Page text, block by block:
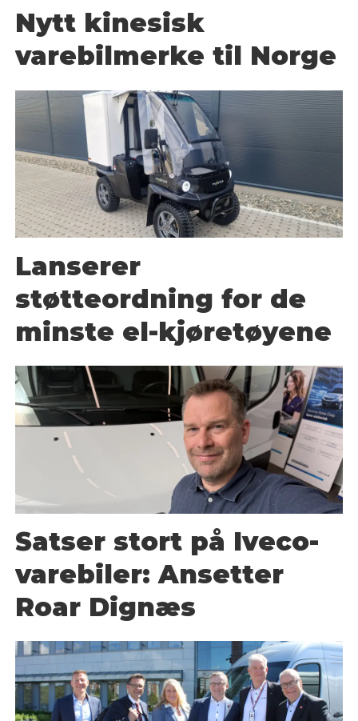
Nytt kinesisk
varebilmerke til Norge
Lanserer
støtteordning for de
minste el-kjøretøyene
Satser stort på Iveco-
varebiler: Ansetter
Roar Dignæs